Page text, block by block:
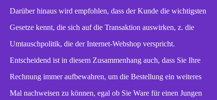
Darüber hinaus wird empfohlen, dass der Kunde die wichtigsten
Gesetze kennt, die sich auf die Transaktion auswirken, z. die
Umtauschpolitik, die der Internet-Webshop verspricht.
Entscheidend ist in diesem Zusammenhang auch, dass Sie Ihre
Rechnung immer aufbewahren, um die Bestellung ein weiteres
Mal nachweisen zu können, egal ob Sie Ware für einen Jungen